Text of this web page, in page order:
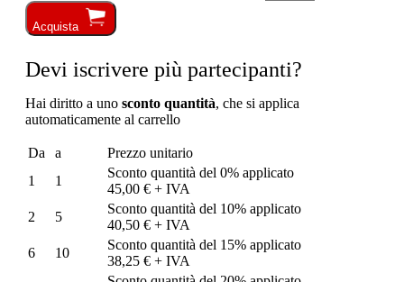
Acquista
Devi iscrivere più partecipanti?
Hai diritto a uno sconto quantità, che si applica
automaticamente al carrello
Da a
Prezzo unitario
1
1
Sconto quantità del 0% applicato
45,00 € + IVA
2
5
Sconto quantità del 10% applicato
40,50 € + IVA
6
10
Sconto quantità del 15% applicato
38,25 € + IVA